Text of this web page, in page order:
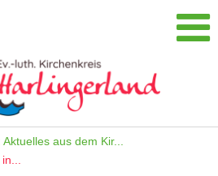
Aktuelles aus dem Kir...